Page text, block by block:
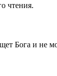
чтения.
Бога и не